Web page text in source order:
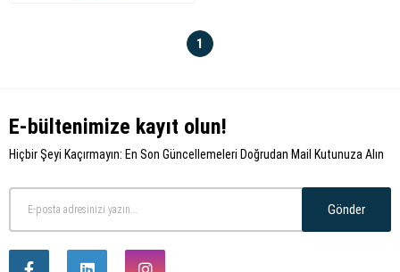
1
E-bültenimize kayıt olun!
Hiçbir Şeyi Kaçırmayın: En Son Güncellemeleri Doğrudan Mail Kutunuza Alın
Gönder